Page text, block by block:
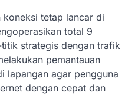
koneksi tetap lancar di
total 9
strategis dengan trafik
pemantauan
lapangan agar pengguna
dengan cepat dan